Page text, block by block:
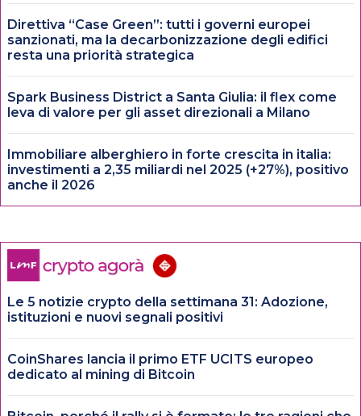
Direttiva “Case Green”: tutti i governi europei
sanzionati, ma la decarbonizzazione degli edifici
resta una priorità strategica
Spark Business District a Santa Giulia: il flex come
leva di valore per gli asset direzionali a Milano
Immobiliare alberghiero in forte crescita in italia:
investimenti a 2,35 miliardi nel 2025 (+27%), positivo
anche il 2026
Le 5 notizie crypto della settimana 31: Adozione,
istituzioni e nuovi segnali positivi
CoinShares lancia il primo ETF UCITS europeo
dedicato al mining di Bitcoin